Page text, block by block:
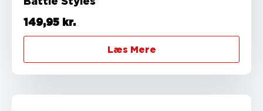
149,95 kr.
Læs Mere